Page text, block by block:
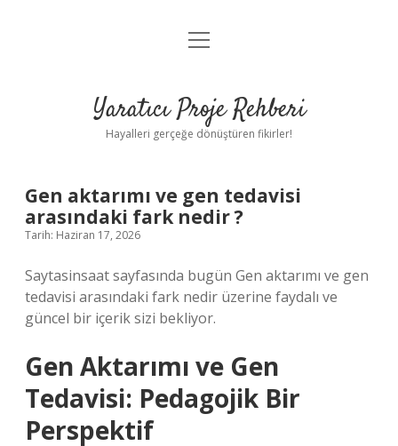
Anasayfa
Yasal Uyarı
menüyü
Yaratıcı Proje Rehberi
Hayalleri gerçeğe dönüştüren fikirler!
Gen aktarımı ve gen tedavisi
arasındaki fark nedir ?
Tarih: Haziran 17, 2026
Saytasinsaat sayfasında bugün Gen aktarımı ve gen
tedavisi arasındaki fark nedir üzerine faydalı ve
güncel bir içerik sizi bekliyor.
Gen Aktarımı ve Gen
Tedavisi: Pedagojik Bir
Perspektif